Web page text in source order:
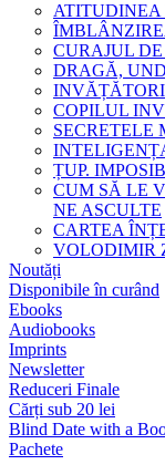
ATITUDINEA
CURAJUL
DRAGĂ,
COPILUL
SECRETELE
ȚUP.
CUM SĂ LE
NE ASCULTE
CARTEA
VOLODIMIR
Noutăți
Disponibile în curând
Ebooks
Audiobooks
Imprints
Newsletter
Reduceri Finale
Cărți sub 20 lei
Blind Date with a
Pachete